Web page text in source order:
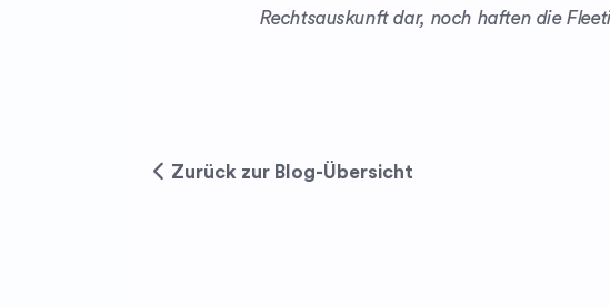
Rechtsauskunft dar, noch haften die
Zurück zur Blog-Übersicht